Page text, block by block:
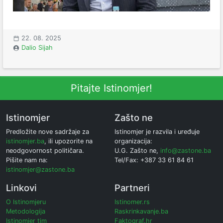
22. 08. 2025
Dalio Sijah
Pitajte Istinomjer!
Istinomjer
Predložite nove sadržaje za
istinomjer.ba, ili upozorite na
neodgovornost političara.
Pišite nam na:
istinomjer@zastone.ba
Zašto ne
Istinomjer je razvila i uređuje
organizacija:
U.G. Zašto ne, info@zastone.ba
Tel/Fax: +387 33 61 84 61
Linkovi
O Istinomjeru
Metodologija
Istinomjer tim
Partneri
Istinomer.rs
Raskrinkavanje.ba
Faktograf.hr